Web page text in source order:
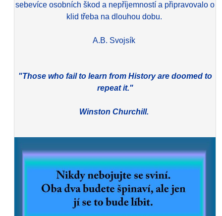
sebevíce osobních škod a nepříjemností a připravovalo o
klid třeba na dlouhou dobu.
A.B. Svojsík
"Those who fail to learn from History are doomed to
repeat it."
Winston Churchill.